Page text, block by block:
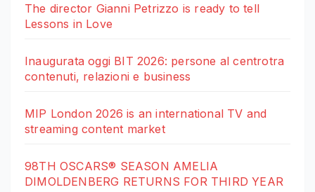
The director Gianni Petrizzo is ready to tell
Lessons in Love
Inaugurata oggi BIT 2026: persone al centrotra
contenuti, relazioni e business
MIP London 2026 is an international TV and
streaming content market
98TH OSCARS® SEASON AMELIA
DIMOLDENBERG RETURNS FOR THIRD YEAR